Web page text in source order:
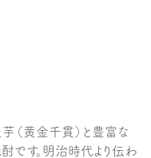
（黄金千貫）と豊富な
です。明治時代より伝わ